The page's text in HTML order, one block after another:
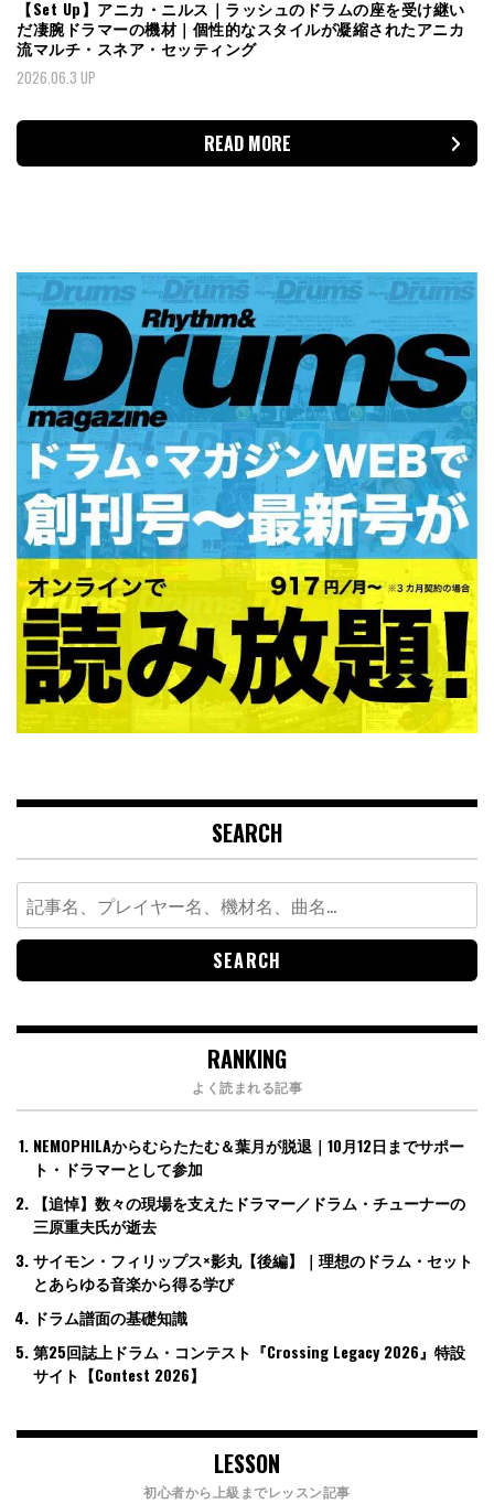
【Set Up】アニカ・ニルス｜ラッシュのドラムの座を受け継い
だ凄腕ドラマーの機材｜個性的なスタイルが凝縮されたアニカ
流マルチ・スネア・セッティング
2026.06.3 UP
READ MORE
SEARCH
Search
for:
RANKING
よく読まれる記事
NEMOPHILAからむらたたむ＆葉月が脱退｜10月12日までサポー
ト・ドラマーとして参加
【追悼】数々の現場を支えたドラマー／ドラム・チューナーの
三原重夫氏が逝去
サイモン・フィリップス×影丸【後編】｜理想のドラム・セット
とあらゆる音楽から得る学び
ドラム譜面の基礎知識
第25回誌上ドラム・コンテスト『Crossing Legacy 2026』特設
サイト【Contest 2026】
LESSON
初心者から上級までレッスン記事